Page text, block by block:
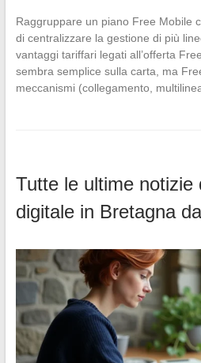
Raggruppare un piano Free Mobile
di centralizzare la gestione di più
vantaggi tariffari legati all’offerta
sembra semplice sulla carta, ma
meccanismi (collegamento,
Tutte le ultime notizie
digitale in Bretagna